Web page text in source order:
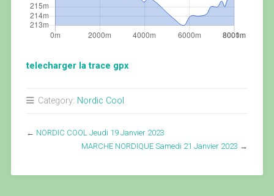
telecharger la trace gpx
Category: Nordic Cool
← NORDIC COOL Jeudi 19 Janvier 2023
MARCHE NORDIQUE Samedi 21 Janvier 2023 →